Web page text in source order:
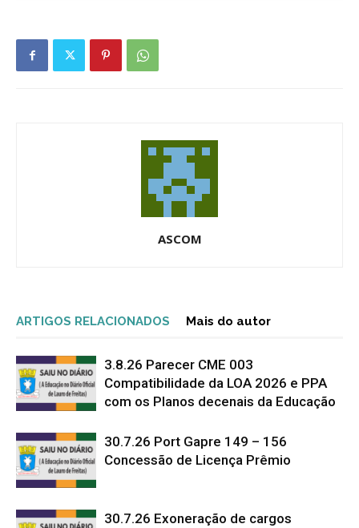
ASCOM
ARTIGOS RELACIONADOS Mais do autor
3.8.26 Parecer CME 003
Compatibilidade da LOA 2026 e PPA
com os Planos decenais da Educação
30.7.26 Port Gapre 149 – 156
Concessão de Licença Prêmio
30.7.26 Exoneração de cargos